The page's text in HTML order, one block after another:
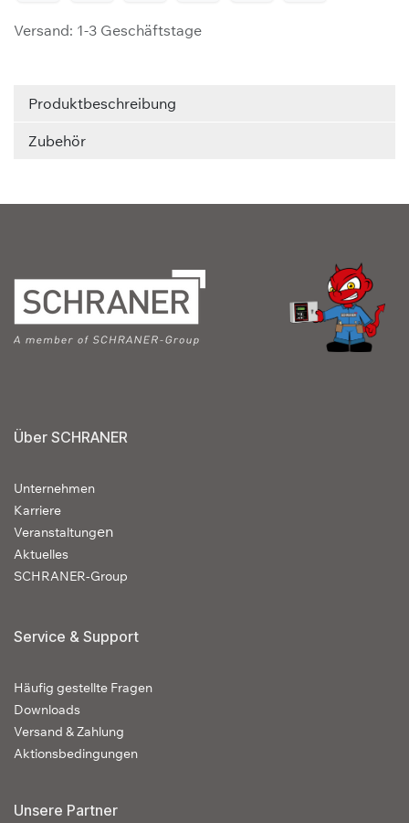
Versand: 1-3 Geschäftstage
Produktbeschreibung
Zubehör
Über SCHRANER
Unternehmen
Karriere
Veranstaltungen
Aktuelles
SCHRANER-Group
Service & Support
Häufig gestellte Fragen
Downloads
Versand & Zahlung
Aktionsbedingungen
Unsere Partner